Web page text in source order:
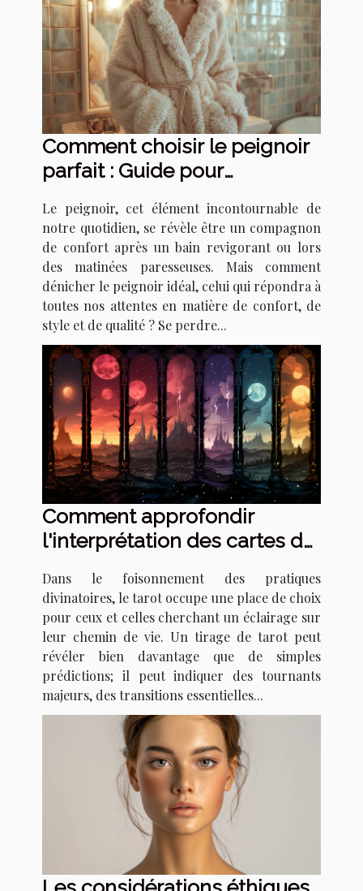
Comment choisir le peignoir
parfait : Guide pour
modèle en fonction de vos
besoins
Le peignoir, cet élément incontournable de
notre quotidien, se révèle être un compagnon
de confort après un bain revigorant ou lors
des matinées paresseuses. Mais comment
dénicher le peignoir idéal, celui qui répondra à
toutes nos attentes en matière de confort, de
style et de qualité ? Se perdre...
Comment approfondir
l'interprétation des cartes de
signes de changements de
vie majeurs
Dans le foisonnement des pratiques
divinatoires, le tarot occupe une place de choix
pour ceux et celles cherchant un éclairage sur
leur chemin de vie. Un tirage de tarot peut
révéler bien davantage que de simples
prédictions; il peut indiquer des tournants
majeurs, des transitions essentielles...